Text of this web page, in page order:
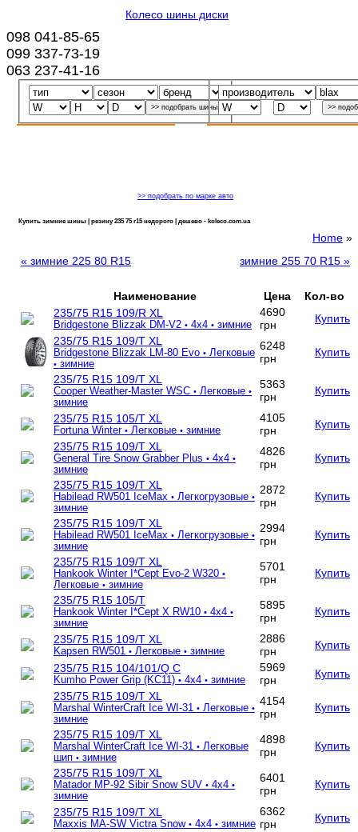
Колесо шины диски
098 041-85-65
099 337-73-19
063 237-41-16
>> подобрать по марке авто
Купить зимние шины | резину 235 75 r15 недорого | дешево - koleco.com.ua
Home »
« зимние 225 80 R15
зимние 255 70 R15 »
Наименование Цена
Кол-во
235/75 R15 109/R XL
Bridgestone Blizzak DM-V2 • 4x4 • зимние
4690
грн
Купить
235/75 R15 109/T XL
Bridgestone Blizzak LM-80 Evo • Легковые
• зимние
6248
грн
Купить
235/75 R15 109/T XL
Cooper Weather-Master WSC • Легковые •
зимние
5363
грн
Купить
235/75 R15 105/T XL
Fortuna Winter • Легковые • зимние
4105
грн
Купить
235/75 R15 109/T XL
General Tire Snow Grabber Plus • 4x4 •
зимние
4826
грн
Купить
235/75 R15 109/T XL
Habilead RW501 IceMax • Легкогрузовые •
зимние
2872
грн
Купить
235/75 R15 109/T XL
Habilead RW501 IceMax • Легкогрузовые •
зимние
2994
грн
Купить
235/75 R15 109/T XL
Hankook Winter I*Cept Evo-2 W320 •
Легковые • зимние
5701
грн
Купить
235/75 R15 105/T
Hankook Winter I*Cept X RW10 • 4x4 •
зимние
5895
грн
Купить
235/75 R15 109/T XL
Kapsen RW501 • Легковые • зимние
2886
грн
Купить
235/75 R15 104/101/Q C
Kumho Power Grip (KC11) • 4x4 • зимние
5969
грн
Купить
235/75 R15 109/T XL
Marshal WinterCraft Ice WI-31 • Легковые •
зимние
4154
грн
Купить
235/75 R15 109/T XL
Marshal WinterCraft Ice WI-31 • Легковые
шип • зимние
4898
грн
Купить
235/75 R15 109/T XL
Matador MP-92 Sibir Snow SUV • 4x4 •
зимние
6401
грн
Купить
235/75 R15 109/T XL
Maxxis MA-SW Victra Snow • 4x4 • зимние
6362
грн
Купить